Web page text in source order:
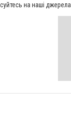
на наші джерела